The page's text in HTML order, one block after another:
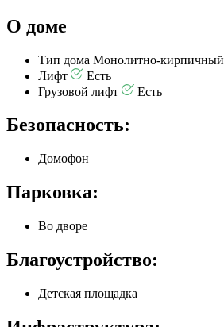
О доме
Тип дома Монолитно-кирпичный
Лифт
Есть
Грузовой лифт
Есть
Безопасность:
Домофон
Парковка:
Во дворе
Благоустройство:
Детская площадка